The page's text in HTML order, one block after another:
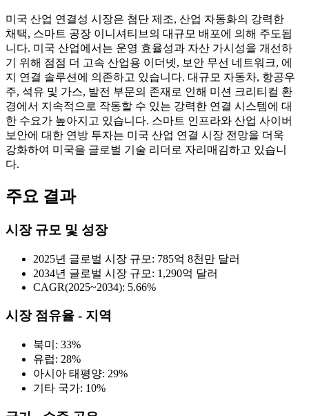
미국 산업 연결성 시장은 첨단 제조, 산업 자동화의 강력한
채택, 스마트 공장 이니셔티브의 대규모 배포에 의해 주도됩
니다. 미국 산업에서는 운영 효율성과 자산 가시성을 개선하
기 위해 점점 더 고속 산업용 이더넷, 보안 무선 네트워크, 에
지 연결 솔루션에 의존하고 있습니다. 대규모 자동차, 항공우
주, 석유 및 가스, 발전 부문의 존재로 인해 미션 크리티컬 환
경에서 지속적으로 작동할 수 있는 강력한 연결 시스템에 대
한 수요가 높아지고 있습니다. 스마트 인프라와 산업 사이버
보안에 대한 연방 투자는 미국 산업 연결 시장 전망을 더욱
강화하여 미국을 글로벌 기술 리더로 자리매김하고 있습니
다.
주요 결과
시장 규모 및 성장
2025년 글로벌 시장 규모: 785억 8천만 달러
2034년 글로벌 시장 규모: 1,290억 달러
CAGR(2025~2034): 5.66%
시장 점유율 - 지역
북미: 33%
유럽: 28%
아시아 태평양: 29%
기타 국가: 10%